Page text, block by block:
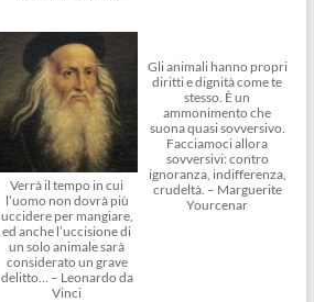
Verrà il tempo in cui
l’uomo non dovrà più
uccidere per mangiare,
ed anche l’uccisione di
un solo animale sarà
considerato un grave
delitto… – Leonardo da
Vinci
Gli animali hanno propri
diritti e dignità come te
stesso. È un
ammonimento che
suona quasi sovversivo.
Facciamoci allora
sovversivi: contro
ignoranza, indifferenza,
crudeltà. – Marguerite
Yourcenar